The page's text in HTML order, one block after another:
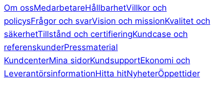
Om ossMedarbetareHållbarhetVillkor och
policysFrågor och svarVision och missionKvalitet och
säkerhetTillstånd och certifieringKundcase och
referenskunderPressmaterial
KundcenterMina sidorKundsupportEkonomi och
LeverantörsinformationHitta hitNyheterÖppettider